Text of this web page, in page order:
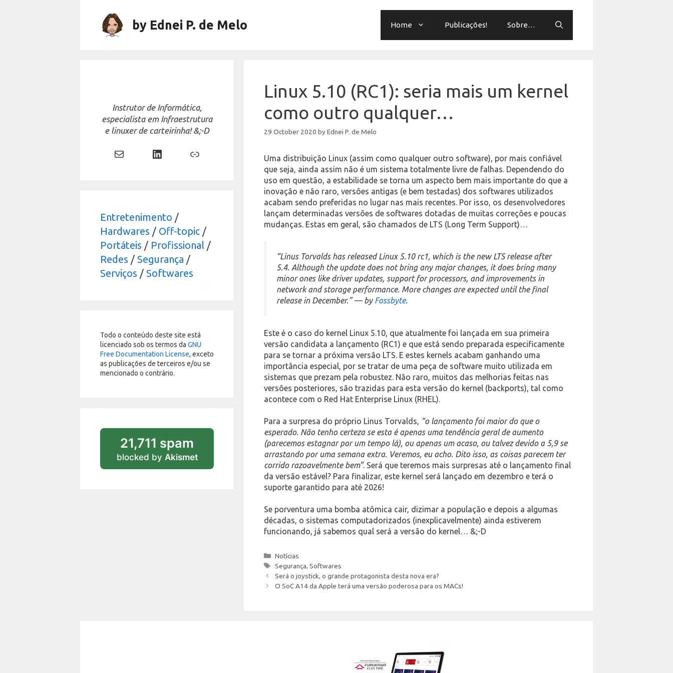
by Ednei P. de Melo Home Publicações! Sobre…
Linux 5.10 (RC1): seria mais um kernel
como outro qualquer…
29 October 2020 byEdnei P. de Melo
Uma distribuição Linux (assim como qualquer outro software), por mais confiável
que seja, ainda assim não é um sistema totalmente livre de falhas. Dependendo do
uso em questão, a estabilidade se torna um aspecto bem mais importante do que a
inovação e não raro, versões antigas (e bem testadas) dos softwares utilizados
acabam sendo preferidas no lugar nas mais recentes. Por isso, os desenvolvedores
lançam determinadas versões de softwares dotadas de muitas correções e poucas
mudanças. Estas em geral, são chamados de LTS (Long Term Support)…
“Linus Torvalds has released Linux 5.10 rc1, which is the new LTS release after
5.4. Although the update does not bring any major changes, it does bring many
minor ones like driver updates, support for processors, and improvements in
network and storage performance. More changes are expected until the final
release in December.” — by Fossbyte.
Este é o caso do kernel Linux 5.10, que atualmente foi lançada em sua primeira
versão candidata a lançamento (RC1) e que está sendo preparada especificamente
para se tornar a próxima versão LTS. E estes kernels acabam ganhando uma
importância especial, por se tratar de uma peça de software muito utilizada em
sistemas que prezam pela robustez. Não raro, muitos das melhorias feitas nas
versões posteriores, são trazidas para esta versão do kernel (backports), tal como
acontece com o Red Hat Enterprise Linux (RHEL).
Para a surpresa do próprio Linus Torvalds, “o lançamento foi maior do que o
esperado. Não tenho certeza se esta é apenas uma tendência geral de aumento
(parecemos estagnar por um tempo lá), ou apenas um acaso, ou talvez devido a 5,9 se
arrastando por uma semana extra. Veremos, eu acho. Dito isso, as coisas parecem ter
corrido razoavelmente bem”. Será que teremos mais surpresas até o lançamento final
da versão estável? Para finalizar, este kernel será lançado em dezembro e terá o
suporte garantido para até 2026!
Se porventura uma bomba atômica cair, dizimar a população e depois a algumas
décadas, o sistemas computadorizados (inexplicavelmente) ainda estiverem
funcionando, já sabemos qual será a versão do kernel… &;-D
Categories
Notícias
Tags
Segurança, Softwares
Será o joystick, o grande protagonista desta nova era?
O SoC A14 da Apple terá uma versão poderosa para os MACs!
Instrutor de Informática,
especialista em Infraestrutura
e linuxer de carteirinha! &;-D
Mail LinkedIn Link
Entretenimento /
Hardwares / Off-topic /
Portáteis / Profissional /
Redes / Segurança /
Serviços / Softwares
Todo o conteúdo deste site está
licenciado sob os termos da GNU
Free Documentation License, exceto
as publicações de terceiros e/ou se
mencionado o contrário.
21,711 spam
blocked by Akismet